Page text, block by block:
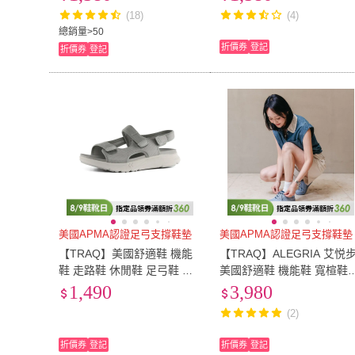
(舒適透氣搖滾鞋)
總銷量>50
(18)
折價券 登記
型搖滾鞋)
(4)
折價券 登記
美國APMA認證足弓支撐鞋墊
【TRAQ】美國舒適鞋 機能
鞋 走路鞋 休閒鞋 足弓鞋 女
鞋 灰色 SANDIE(久站久走太
空涼鞋)
1,490
折價券 登記
美國APMA認證足弓支撐鞋墊
【TRAQ】ALEGRIA 艾悦
美國舒適鞋 機能鞋 寬楦鞋
走路鞋 休閒鞋 足弓鞋 女鞋
牛仔藍 LIBER8
3,980
(2)
折價券 登記